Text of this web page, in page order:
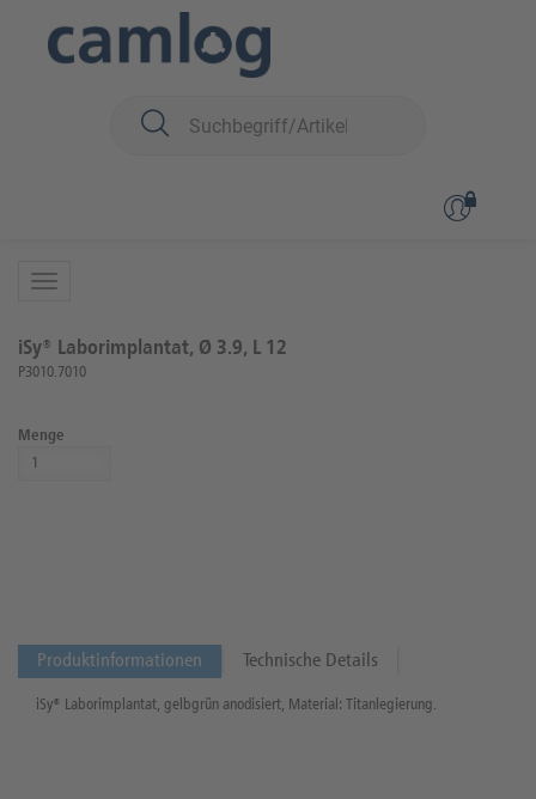
iSy® Laborimplantat, Ø 3.9, L 12
P3010.7010
Menge
Produktinformationen Technische Details
iSy® Laborimplantat, gelbgrün anodisiert, Material: Titanlegierung.